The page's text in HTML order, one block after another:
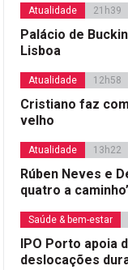
Atualidade 21h39
Palácio de
Lisboa
Atualidade 12h58
Cristiano faz
velho
Atualidade 13h22
Rúben Neves e
quatro a
Saúde & bem-estar
IPO Porto apoia
deslocações